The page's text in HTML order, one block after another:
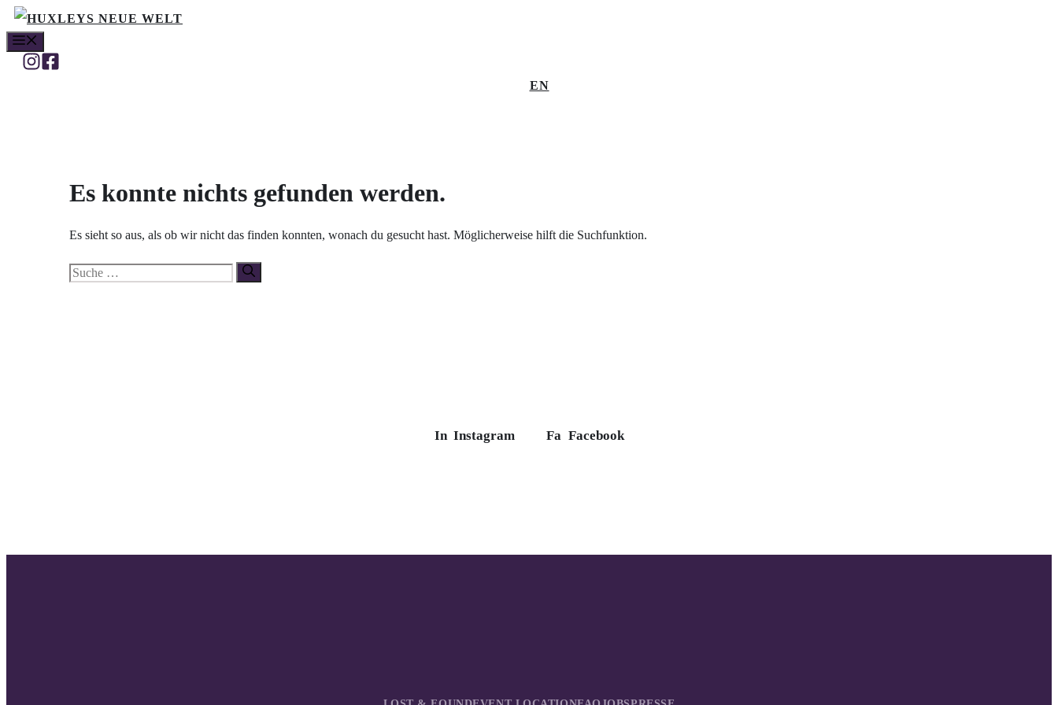
Zum
Inhalt
springen
EN
Es konnte nichts gefunden werden.
Es sieht so aus, als ob wir nicht das finden konnten, wonach du gesucht hast. Möglicherweise hilft die Suchfunktion.
Suche
In Instagram Fa Facebook